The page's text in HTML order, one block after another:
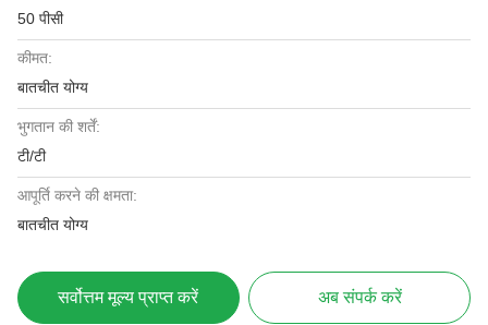
50 पीसी
कीमत:
बातचीत योग्य
भुगतान की शर्तें:
टी/टी
आपूर्ति करने की क्षमता:
बातचीत योग्य
सर्वोत्तम मूल्य प्राप्त करें अब संपर्क करें